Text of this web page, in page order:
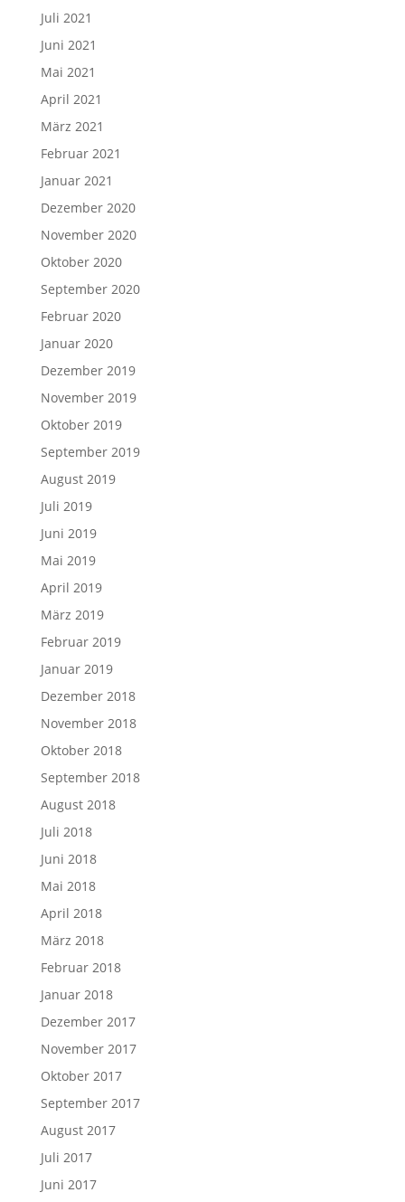
Juli 2021
Juni 2021
Mai 2021
April 2021
März 2021
Februar 2021
Januar 2021
Dezember 2020
November 2020
Oktober 2020
September 2020
Februar 2020
Januar 2020
Dezember 2019
November 2019
Oktober 2019
September 2019
August 2019
Juli 2019
Juni 2019
Mai 2019
April 2019
März 2019
Februar 2019
Januar 2019
Dezember 2018
November 2018
Oktober 2018
September 2018
August 2018
Juli 2018
Juni 2018
Mai 2018
April 2018
März 2018
Februar 2018
Januar 2018
Dezember 2017
November 2017
Oktober 2017
September 2017
August 2017
Juli 2017
Juni 2017